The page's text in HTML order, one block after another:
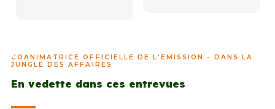
COANIMATRICE OFFICIELLE DE L'ÉMISSION - DANS LA
JUNGLE DES AFFAIRES
En vedette dans ces entrevues